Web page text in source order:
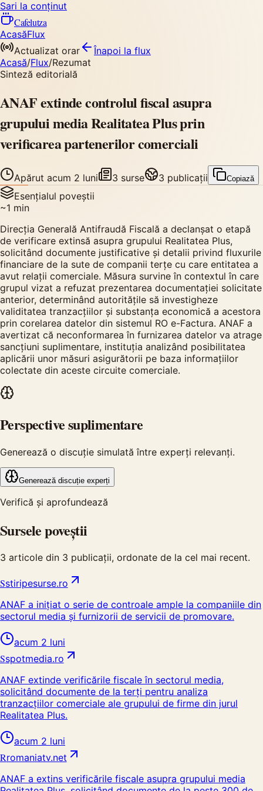
Sari la conținut
Cafelutza
AcasăFlux
Actualizat orar
Înapoi la flux
Acasă/Flux/Rezumat
Sinteză editorială
ANAF extinde controlul fiscal asupra
grupului media Realitatea Plus prin
verificarea partenerilor comerciali
Apărut acum 2 luni 3 surse 3 publicații Copiază
Esențialul poveștii
~1 min
Direcția Generală Antifraudă Fiscală a declanșat o etapă
de verificare extinsă asupra grupului Realitatea Plus,
solicitând documente justificative și detalii privind fluxurile
financiare de la sute de companii terțe cu care entitatea a
avut relații comerciale. Măsura survine în contextul în care
grupul vizat a refuzat prezentarea documentației solicitate
anterior, determinând autoritățile să investigheze
validitatea tranzacțiilor și substanța economică a acestora
prin corelarea datelor din sistemul RO e-Factura. ANAF a
avertizat că neconformarea în furnizarea datelor va atrage
sancțiuni suplimentare, instituția analizând posibilitatea
aplicării unor măsuri asigurătorii pe baza informațiilor
colectate din aceste circuite comerciale.
Perspective suplimentare
Generează o discuție simulată între experți relevanți.
Generează discuție experți
Verifică și aprofundează
Sursele poveștii
3 articole din 3 publicații, ordonate de la cel mai recent.
Sstiripesurse.ro
ANAF a inițiat o serie de controale ample la companiile din
sectorul media și furnizorii de servicii de promovare.
acum 2 luni
Sspotmedia.ro
ANAF extinde verificările fiscale în sectorul media,
solicitând documente de la terți pentru analiza
tranzacțiilor comerciale ale grupului de firme din jurul
Realitatea Plus.
acum 2 luni
Rromaniatv.net
ANAF a extins verificările fiscale asupra grupului media